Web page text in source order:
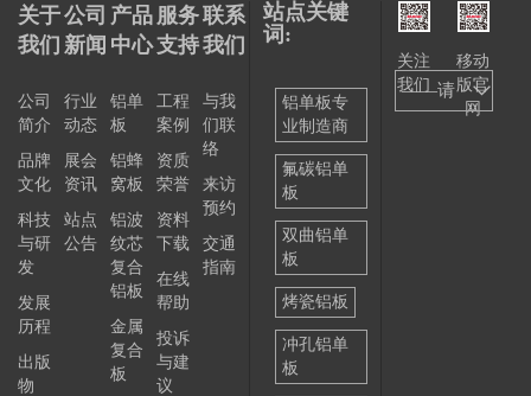
关于
我们
公司
简介
品牌
文化
科技
与研
发
发展
历程
出版
物
公司
新闻
行业
动态
展会
资讯
站点
公告
产品
中心
铝单
板
铝蜂
窝板
铝波
纹芯
复合
铝板
金属
复合
板
服务
支持
工程
案例
资质
荣誉
资料
下载
在线
帮助
投诉
与建
议
联系
我们
与我
们联
络
来访
预约
交通
指南
站点关键
词:
铝单板专
业制造商
氟碳铝单
板
双曲铝单
板
烤瓷铝板
冲孔铝单
板
关注
我们
移动
版官
网
——请